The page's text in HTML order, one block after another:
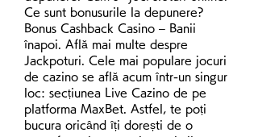
Ce sunt bonusurile la depunere?
Bonus Cashback Casino – Banii
înapoi. Află mai multe despre
Jackpoturi. Cele mai populare jocuri
de cazino se află acum într-un singur
loc: secțiunea Live Cazino de pe
platforma MaxBet. Astfel, te poți
bucura oricând îți dorești de o